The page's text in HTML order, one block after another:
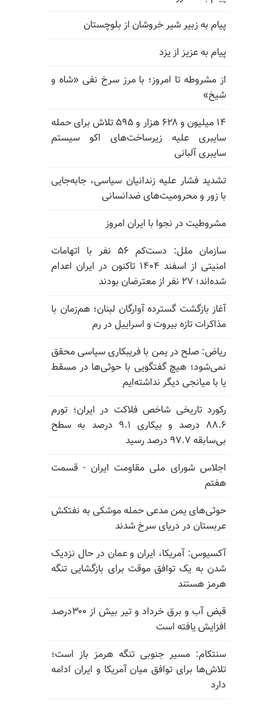
پیام به زبیر شیر خروشان از بلوچستان
پیام به عزیز از یزد
از مشروطه تا امروز؛ با مرز سرخ نفی «شاه و
شیخ»
۱۴ میلیون و ۶۲۸ هزار و ۵۹۵ تلاش برای حمله
سایبری علیه زیرساخت‌های اکو سیستم
سایبری آلبانی
تشدید فشار علیه زندانیان سیاسی، جابه‌جایی
با زور و محرومیت‌های ضدانسانی
مشروطیت در نجوا با ایران امروز
سازمان ملل: دست‌کم ۵۶ نفر با اتهامات
امنیتی از اسفند ۱۴۰۴ تاکنون در ایران اعدام
شده‌اند؛ ۲۷ نفر از معترضان بودند
آغاز بازگشت گسترده آوارگان لبنان؛ هم‌زمان با
مذاکرات تازه بیروت و اسراییل در رم
ریاض: صلح در یمن با فریبکاری سیاسی محقق
نمی‌شود؛ هیچ گفتگویی با حوثی‌ها در مسقط
یا با میانجی دیگر نداشته‌ایم
رکورد تاریخی شاخص فلاکت در ایران؛ تورم
۸۸.۶ درصد و بیکاری ۹.۱ درصد به سطح
بی‌سابقه ۹۷.۷ درصد رسید
اجلاس شورای ملی مقاومت ایران - قسمت
هفتم
حوثی‌های یمن مدعی حمله موشکی به نفتکش
عربستان در دریای سرخ شدند
آکسیوس: آمریکا، ایران و عمان در حال نزدیک
شدن به یک توافق موقت برای بازگشایی تنگه
هرمز هستند
قبض آب و برق خرداد و تیر بیش از ۳۰۰درصد
افزایش یافته است
سنتکام: مسیر جنوبی تنگه هرمز باز است؛
تلاش‌ها برای توافق میان آمریکا و ایران ادامه
دارد